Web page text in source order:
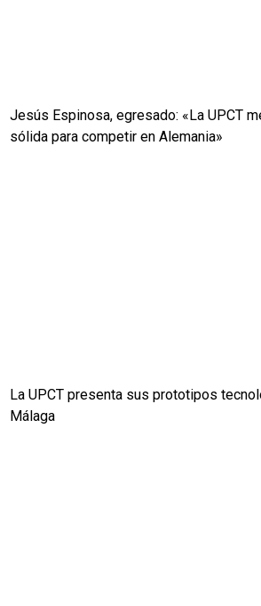
Jesús Espinosa, egresado: «La UPCT
sólida para competir en Alemania»
La UPCT presenta sus prototipos
Málaga